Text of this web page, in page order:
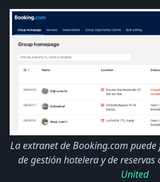
La extranet de Booking.com
de gestión hotelera y de reservas
United